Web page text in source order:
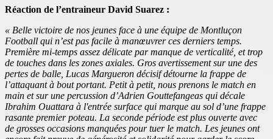
Réaction de l’entraineur David Suarez :
« Belle victoire de nos jeunes face à une équipe de Montluçon
Football qui n’est pas facile à manœuvrer ces derniers temps.
Première mi-temps assez délicate par manque de verticalité, et trop
de touches dans les zones axiales. Gros avertissement sur une des
pertes de balle, Lucas Margueron décisif détourne la frappe de
l’attaquant à bout portant. Petit à petit, nous prenons le match en
main et sur une percussion d’Adrien Gouttefangeas qui décale
Ibrahim Ouattara à l'entrée surface qui marque au sol d’une frappe
rasante premier poteau. La seconde période est plus ouverte avec
de grosses occasions manquées pour tuer le match. Les jeunes ont